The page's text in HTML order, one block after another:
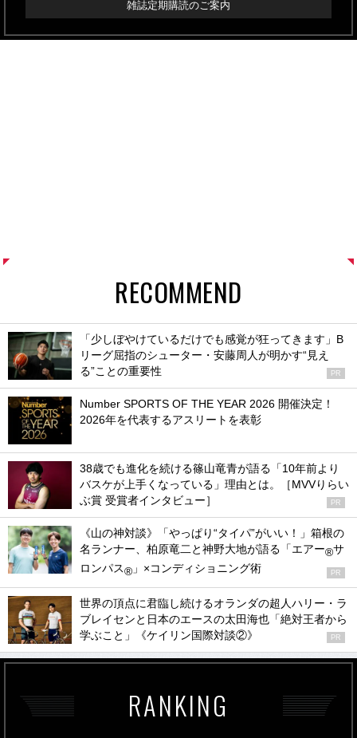
雑誌定期購読のご案内
RECOMMEND
「少しぼやけているだけでも感覚が狂ってきます」B
リーグ屈指のシューター・安藤周人が明かす“見え
る”ことの重要性
PR
Number SPORTS OF THE YEAR 2026 開催決定！
2026年を代表するアスリートを表彰
38歳でも進化を続ける篠山竜青が語る「10年前より
バスケが上手くなっている」理由とは。［MVVりらい
ぶ賞 受賞者インタビュー］
PR
《山の神対談》「やっぱり“タイパ”がいい！」箱根の
名ランナー、柏原竜二と神野大地が語る「エアー®サ
ロンパス® 」×コンディショニング術 PR
世界の頂点に君臨し続けるオランダの超人ハリー・ラ
ブレイセンと日本のエースの太田海也「絶対王者から
学ぶこと」《ケイリン国際対談②》
PR
RANKING